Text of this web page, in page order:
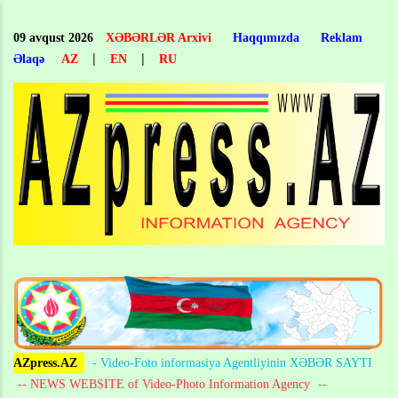
main
content
09 avqust 2026 XƏBƏRLƏR Arxivi Haqqımızda
Reklam
Əlaqə
AZ | EN | RU
AZpress.AZ
- Video-Foto informasiya Agentliyinin XƏBƏR SAYTI
-- NEWS WEBSITE of Video-Photo Information Agency --